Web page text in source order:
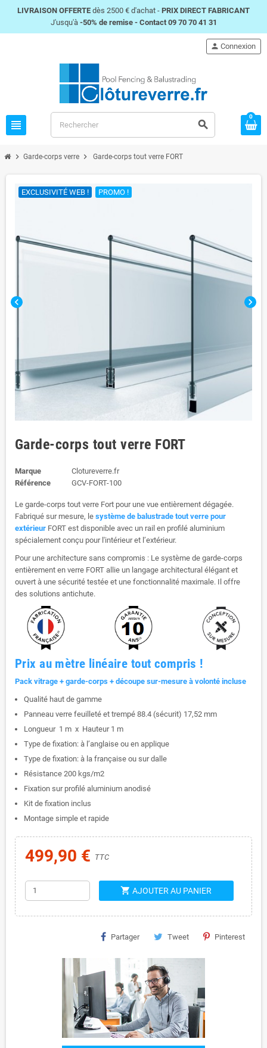
LIVRAISON OFFERTE dès 2500 € d'achat - PRIX DIRECT FABRICANT
J'usqu'à -50% de remise - Contact 09 70 70 41 31
view_headline search
person Connexion
0
chevron_right Garde-corps verre chevron_right Garde-corps tout verre FORT
chevron_left chevron_right
EXCLUSIVITÉ WEB ! PROMO !
Garde-corps tout verre FORT
Marque
Clotureverre.fr
Référence
GCV-FORT-100
Le garde-corps tout verre Fort pour une vue entièrement dégagée.
Fabriqué sur mesure, le système de balustrade tout verre pour
extérieur FORT est disponible avec un rail en profilé aluminium
spécialement conçu pour l'intérieur et l’extérieur.
Pour une architecture sans compromis : Le système de garde-corps
entièrement en verre FORT allie un langage architectural élégant et
ouvert à une sécurité testée et une fonctionnalité maximale. Il offre
des solutions antichute.
Prix au mètre linéaire tout compris !
Pack vitrage + garde-corps + découpe sur-mesure à volonté incluse
Qualité haut de gamme
Panneau verre feuilleté et trempé 88.4 (sécurit) 17,52 mm
Longueur 1 m x Hauteur 1 m
Type de fixation: à l’anglaise ou en applique
Type de fixation: à la française ou sur dalle
Résistance 200 kgs/m2
Fixation sur profilé aluminium anodisé
Kit de fixation inclus
Montage simple et rapide
499,90 € TTC
shopping_cart AJOUTER AU PANIER
Partager Tweet Pinterest